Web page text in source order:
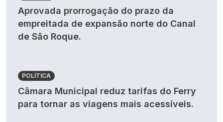
Aprovada prorrogação do prazo da
empreitada de expansão norte do Canal
de São Roque.
POLÍTICA
Câmara Municipal reduz tarifas do Ferry
para tornar as viagens mais acessíveis.